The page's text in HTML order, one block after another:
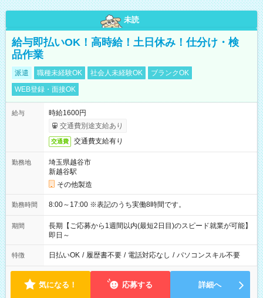
未読
給与即払いOK！高時給！土日休み！仕分け・検
品作業
派遣 職種未経験OK 社会人未経験OK
ブランクOK
WEB登録・面接OK
給与
時給1600円
交通費別途支給あり
交通費 交通費支給有り
勤務地
埼玉県越谷市
新越谷駅
その他製造
勤務時間 8:00～17:00 ※表記のうち実働8時間です。
期間
長期【ご応募から1週間以内(最短2日目)のスピード就業が可能】
即日～
特徴 日払いOK / 履歴書不要 / 電話対応なし / パソコンスキル不要
気になる！ 応募する 詳細へ